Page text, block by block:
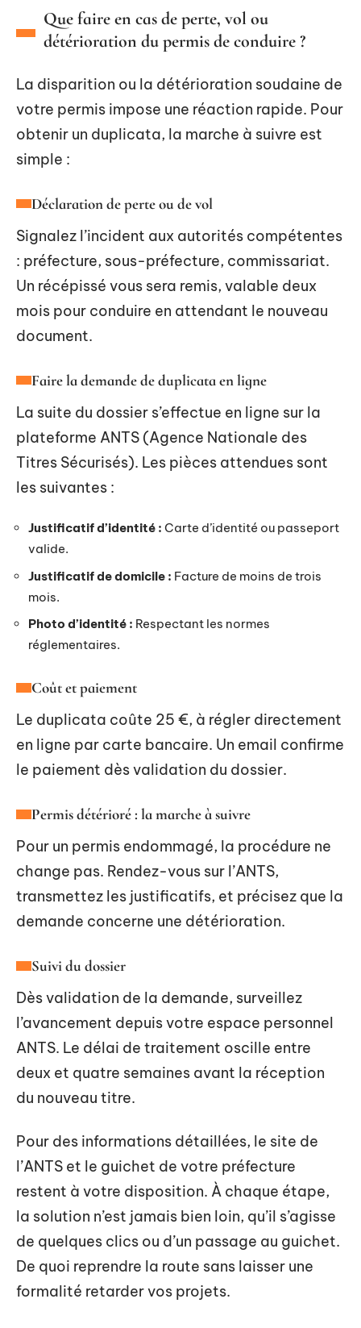
Que faire en cas de perte, vol ou
détérioration du permis de conduire ?
La disparition ou la détérioration soudaine de
votre permis impose une réaction rapide. Pour
obtenir un duplicata, la marche à suivre est
simple :
Déclaration de perte ou de vol
Signalez l’incident aux autorités compétentes
: préfecture, sous-préfecture, commissariat.
Un récépissé vous sera remis, valable deux
mois pour conduire en attendant le nouveau
document.
Faire la demande de duplicata en ligne
La suite du dossier s’effectue en ligne sur la
plateforme ANTS (Agence Nationale des
Titres Sécurisés). Les pièces attendues sont
les suivantes :
Justificatif d’identité : Carte d’identité ou passeport
valide.
Justificatif de domicile : Facture de moins de trois
mois.
Photo d’identité : Respectant les normes
réglementaires.
Coût et paiement
Le duplicata coûte 25 €, à régler directement
en ligne par carte bancaire. Un email confirme
le paiement dès validation du dossier.
Permis détérioré : la marche à suivre
Pour un permis endommagé, la procédure ne
change pas. Rendez-vous sur l’ANTS,
transmettez les justificatifs, et précisez que la
demande concerne une détérioration.
Suivi du dossier
Dès validation de la demande, surveillez
l’avancement depuis votre espace personnel
ANTS. Le délai de traitement oscille entre
deux et quatre semaines avant la réception
du nouveau titre.
Pour des informations détaillées, le site de
l’ANTS et le guichet de votre préfecture
restent à votre disposition. À chaque étape,
la solution n’est jamais bien loin, qu’il s’agisse
de quelques clics ou d’un passage au guichet.
De quoi reprendre la route sans laisser une
formalité retarder vos projets.